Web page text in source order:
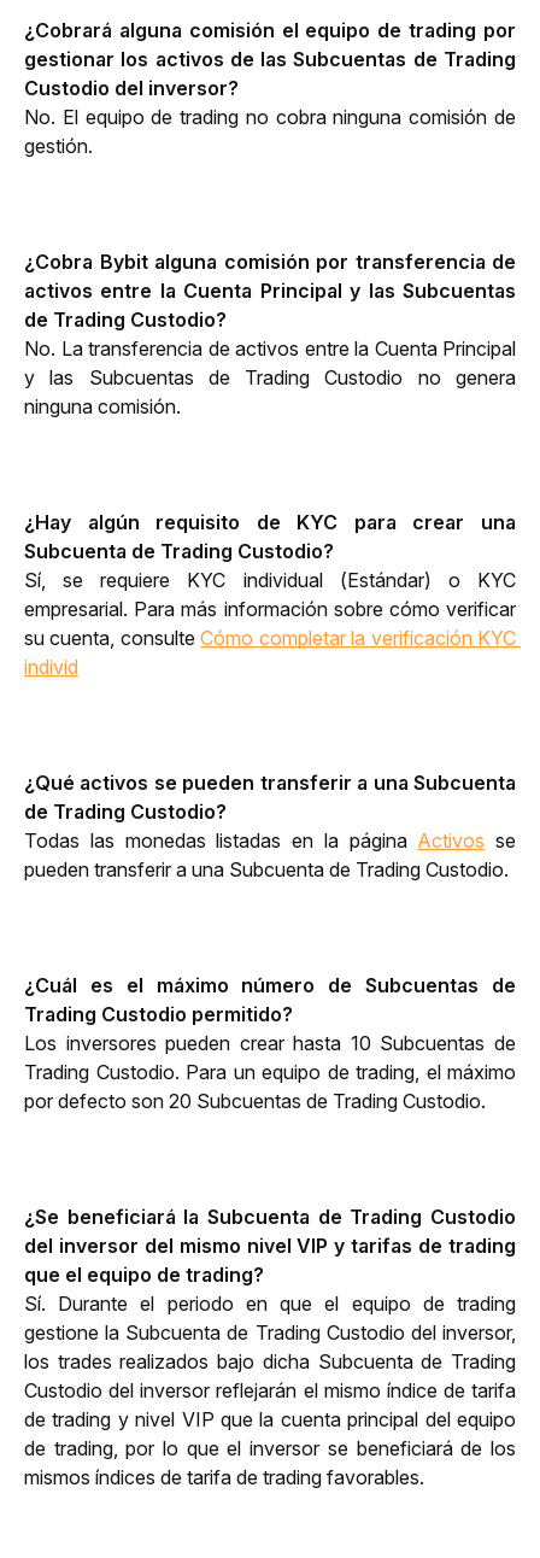
¿Cobrará alguna comisión el equipo de trading por
gestionar los activos de las Subcuentas de Trading
Custodio del inversor?
No. El equipo de trading no cobra ninguna comisión de
gestión.
¿Cobra Bybit alguna comisión por transferencia de
activos entre la Cuenta Principal y las Subcuentas
de Trading Custodio?
No. La transferencia de activos entre la Cuenta Principal
y las Subcuentas de Trading Custodio no genera
ninguna comisión.
¿Hay algún requisito de KYC para crear una
Subcuenta de Trading Custodio?
Sí, se requiere KYC individual (Estándar) o KYC
empresarial. Para más información sobre cómo verificar
su cuenta, consulte Cómo completar la verificación KYC
individ
¿Qué activos se pueden transferir a una Subcuenta
de Trading Custodio?
Todas las monedas listadas en la página Activos se
pueden transferir a una Subcuenta de Trading Custodio.
¿Cuál es el máximo número de Subcuentas de
Trading Custodio permitido?
Los inversores pueden crear hasta 10 Subcuentas de
Trading Custodio. Para un equipo de trading, el máximo
por defecto son 20 Subcuentas de Trading Custodio.
¿Se beneficiará la Subcuenta de Trading Custodio
del inversor del mismo nivel VIP y tarifas de trading
que el equipo de trading?
Sí. Durante el periodo en que el equipo de trading
gestione la Subcuenta de Trading Custodio del inversor,
los trades realizados bajo dicha Subcuenta de Trading
Custodio del inversor reflejarán el mismo índice de tarifa
de trading y nivel VIP que la cuenta principal del equipo
de trading, por lo que el inversor se beneficiará de los
mismos índices de tarifa de trading favorables.